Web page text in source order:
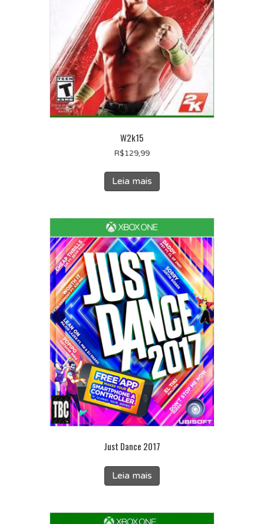
W2k15
R$129,99
Leia mais
Just Dance 2017
Leia mais